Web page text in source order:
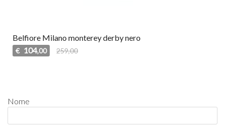
Belfiore Milano monterey derby nero
€ 104,00 259,00
Nome